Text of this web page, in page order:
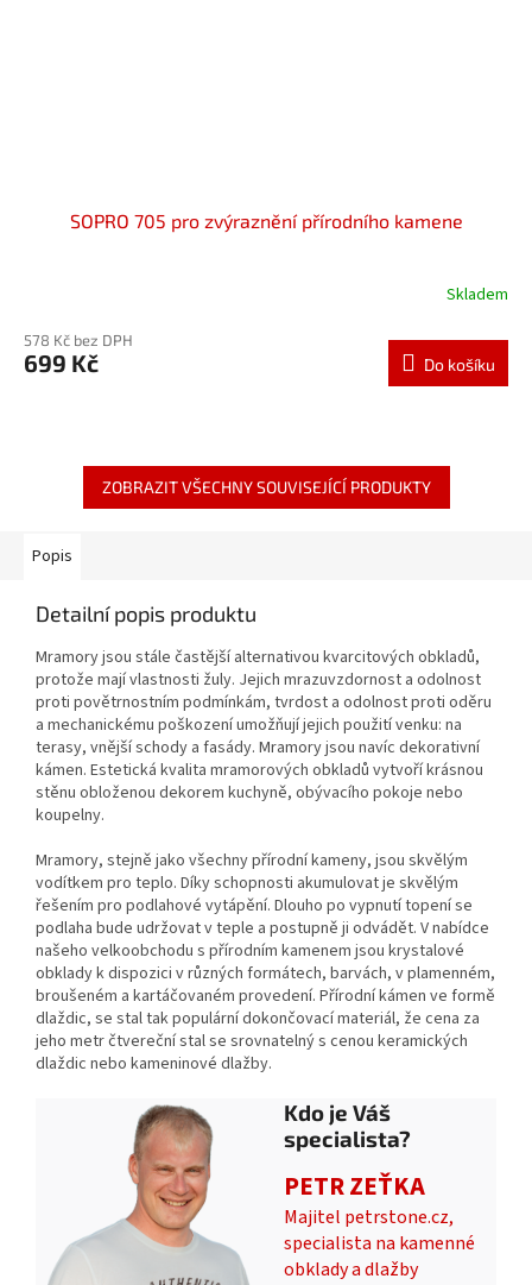
SOPRO 705 pro zvýraznění přírodního kamene
Skladem
578 Kč bez DPH
699 Kč Do košíku
ZOBRAZIT VŠECHNY SOUVISEJÍCÍ PRODUKTY
Popis
Detailní popis produktu
Mramory jsou stále častější alternativou kvarcitových obkladů,
protože mají vlastnosti žuly. Jejich mrazuvzdornost a odolnost
proti povětrnostním podmínkám, tvrdost a odolnost proti oděru
a mechanickému poškození umožňují jejich použití venku: na
terasy, vnější schody a fasády. Mramory jsou navíc dekorativní
kámen. Estetická kvalita mramorových obkladů vytvoří krásnou
stěnu obloženou dekorem kuchyně, obývacího pokoje nebo
koupelny.
Mramory, stejně jako všechny přírodní kameny, jsou skvělým
vodítkem pro teplo. Díky schopnosti akumulovat je skvělým
řešením pro podlahové vytápění. Dlouho po vypnutí topení se
podlaha bude udržovat v teple a postupně ji odvádět. V nabídce
našeho velkoobchodu s přírodním kamenem jsou krystalové
obklady k dispozici v různých formátech, barvách, v plamenném,
broušeném a kartáčovaném provedení. Přírodní kámen ve formě
dlaždic, se stal tak populární dokončovací materiál, že cena za
jeho metr čtvereční stal se srovnatelný s cenou keramických
dlaždic nebo kameninové dlažby.
Kdo je Váš
specialista?
PETR ZEŤKA
Majitel petrstone.cz,
specialista na kamenné
obklady a dlažby